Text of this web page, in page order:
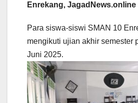
Enrekang, JagadNews.online
Para siswa-siswi SMAN 10
mengikuti ujian akhir semester
Juni 2025.